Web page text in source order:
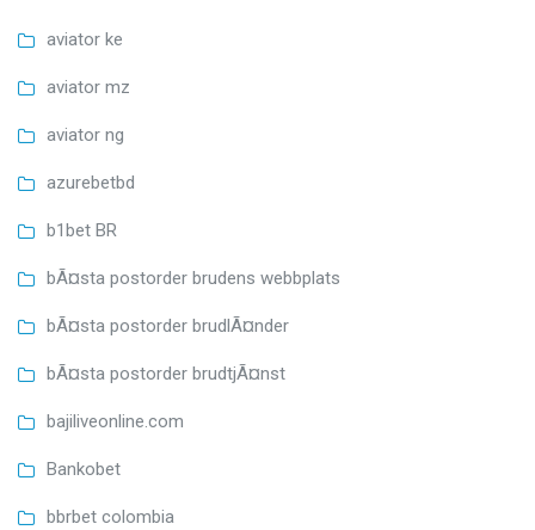
aviator ke
aviator mz
aviator ng
azurebetbd
b1bet BR
bÃ¤sta postorder brudens webbplats
bÃ¤sta postorder brudlÃ¤nder
bÃ¤sta postorder brudtjÃ¤nst
bajiliveonline.com
Bankobet
bbrbet colombia